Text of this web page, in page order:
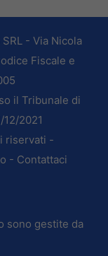
- Via Nicola
Fiscale e
il Tribunale di
2021
riservati -
- Contattaci
sono gestite da